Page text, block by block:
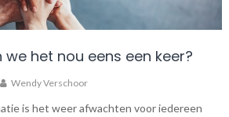
we het nou eens een keer?
Wendy Verschoor
is het weer afwachten voor iedereen